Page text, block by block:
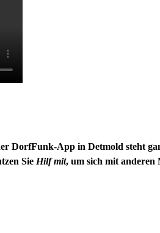
DorfFunk-App in Detmold steht
Sie Hilf mit, um sich mit anderen